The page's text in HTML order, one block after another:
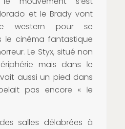
et le Brady vont
western pour se
le cinéma fantastique
Le Styx, situé non
mais dans le
aussi un pied dans
pas encore « le
salles délabrées à